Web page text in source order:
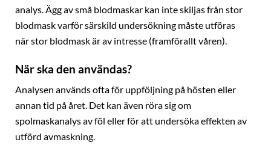
analys. Ägg av små blodmaskar kan inte skiljas från stor
blodmask varför särskild undersökning måste utföras
när stor blodmask är av intresse (framförallt våren).
När ska den användas?
Analysen används ofta för uppföljning på hösten eller
annan tid på året. Det kan även röra sig om
spolmaskanalys av föl eller för att undersöka effekten av
utförd avmaskning.